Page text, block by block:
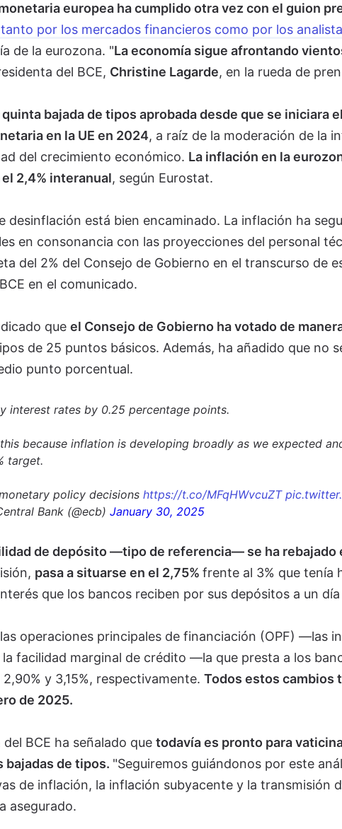
europea ha cumplido otra vez con el guion
por los mercados financieros como por los
de la eurozona. "La economía sigue afrontando
del BCE, Christine Lagarde, en la rueda de
bajada de tipos aprobada desde que se iniciara
en la UE en 2024, a raíz de la moderación de la
del crecimiento económico. La inflación en la
2,4% interanual, según Eurostat.
desinflación está bien encaminado. La inflación ha
en consonancia con las proyecciones del personal
del 2% del Consejo de Gobierno en el transcurso de
en el comunicado.
que el Consejo de Gobierno ha votado de
de 25 puntos básicos. Además, ha añadido que no
punto porcentual.
interest rates by 0.25 percentage points.
because inflation is developing broadly as we expected
target.
policy decisions https://t.co/MFqHWvcuZT
Bank (@ecb) January 30, 2025
de depósito —tipo de referencia— se ha rebajado
pasa a situarse en el 2,75% frente al 3% que tenía
que los bancos reciben por sus depósitos a un
operaciones principales de financiación (OPF) —las
facilidad marginal de crédito —la que presta a los
y 3,15%, respectivamente. Todos estos cambios
de 2025.
BCE ha señalado que todavía es pronto para
bajadas de tipos. "Seguiremos guiándonos por este
de inflación, la inflación subyacente y la transmisión
asegurado.